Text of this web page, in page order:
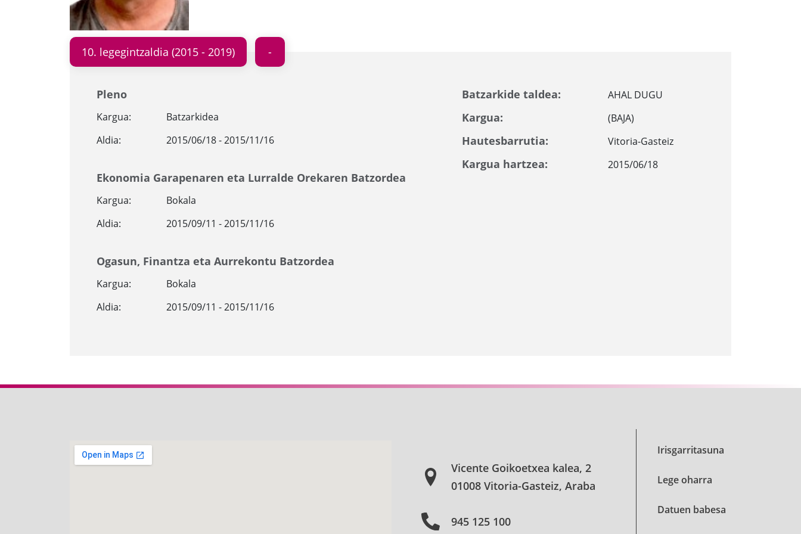
10. legegintzaldia (2015 - 2019)
Pleno
Kargua:
Batzarkidea
Aldia:
2015/06/18 - 2015/11/16
Ekonomia Garapenaren eta Lurralde Orekaren Batzordea
Kargua:
Bokala
Aldia:
2015/09/11 - 2015/11/16
Ogasun, Finantza eta Aurrekontu Batzordea
Kargua:
Bokala
Aldia:
2015/09/11 - 2015/11/16
Batzarkide taldea: AHAL DUGU
Kargua: (BAJA)
Hautesbarrutia: Vitoria-Gasteiz
Kargua hartzea: 2015/06/18
Vicente Goikoetxea kalea, 2
01008 Vitoria-Gasteiz, Araba
945 125 100
Irisgarritasuna
Lege oharra
Datuen babesa